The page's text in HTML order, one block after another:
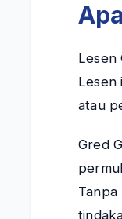
Lesen
Lesen
atau
Gred